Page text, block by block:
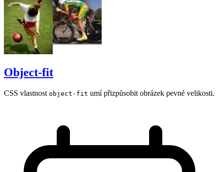
Object-fit
CSS vlastnost object-fit umí přizpůsobit obrázek pevné velikosti.